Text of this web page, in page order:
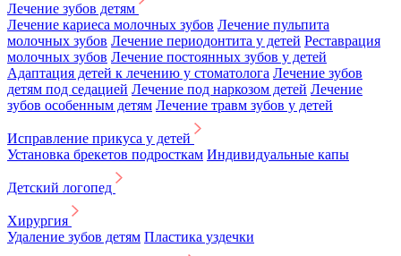
Лечение зубов детям
Лечение кариеса молочных зубов Лечение пульпита
молочных зубов Лечение периодонтита у детей Реставрация
молочных зубов Лечение постоянных зубов у детей
Адаптация детей к лечению у стоматолога Лечение зубов
детям под седацией Лечение под наркозом детей Лечение
зубов особенным детям Лечение травм зубов у детей
Исправление прикуса у детей
Установка брекетов подросткам Индивидуальные капы
Детский логопед
Хирургия
Удаление зубов детям Пластика уздечки